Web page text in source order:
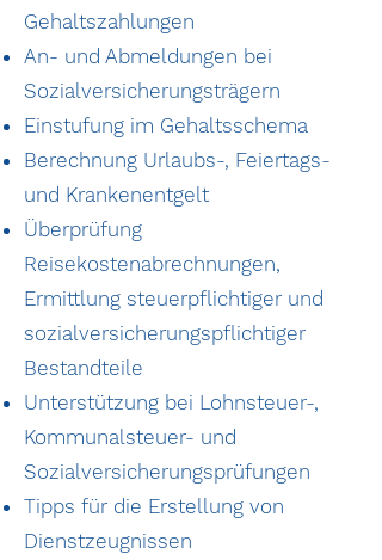
Gehaltszahlungen
An- und Abmeldungen bei
Sozialversicherungsträgern
Einstufung im Gehaltsschema
Berechnung Urlaubs-, Feiertags-
und Krankenentgelt
Überprüfung
Reisekostenabrechnungen,
Ermittlung steuerpflichtiger und
sozialversicherungspflichtiger
Bestandteile
Unterstützung bei Lohnsteuer-,
Kommunalsteuer- und
Sozialversicherungsprüfungen
Tipps für die Erstellung von
Dienstzeugnissen